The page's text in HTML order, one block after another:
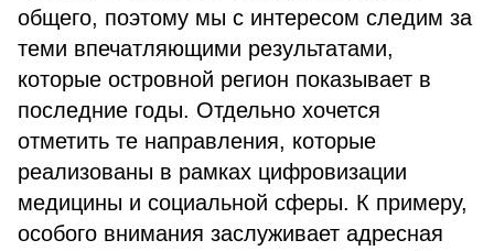
общего, поэтому мы с интересом следим за
теми впечатляющими результатами,
которые островной регион показывает в
последние годы. Отдельно хочется
отметить те направления, которые
реализованы в рамках цифровизации
медицины и социальной сферы. К примеру,
особого внимания заслуживает адресная